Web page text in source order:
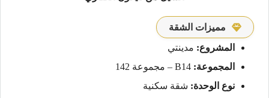
مميزات الشقة
المشروع: مدينتي
المجموعة:
نوع الوحدة: شقة سكنية